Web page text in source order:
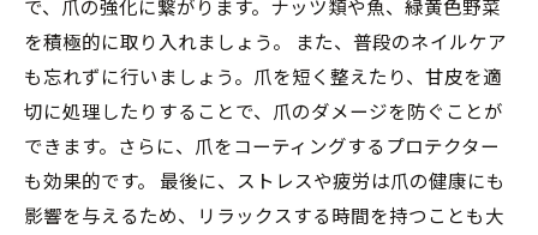
で、爪の強化に繋がります。ナッツ類や魚、緑黄色野菜
を積極的に取り入れましょう。 また、普段のネイルケア
も忘れずに行いましょう。爪を短く整えたり、甘皮を適
切に処理したりすることで、爪のダメージを防ぐことが
できます。さらに、爪をコーティングするプロテクター
も効果的です。 最後に、ストレスや疲労は爪の健康にも
影響を与えるため、リラックスする時間を持つことも大